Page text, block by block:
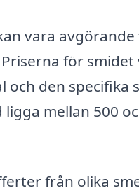
vara
för
den specifika
mellan 500
från olika